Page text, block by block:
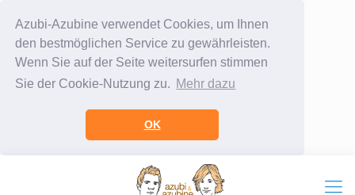
Azubi-Azubine verwendet Cookies, um Ihnen
den bestmöglichen Service zu gewährleisten.
Wenn Sie auf der Seite weitersurfen stimmen
Sie der Cookie-Nutzung zu. Mehr dazu
OK